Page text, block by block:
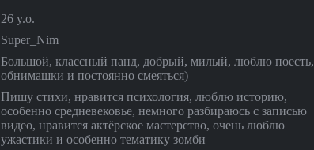
26 y.o.
Super_Nim
Большой, классный панд, добрый, милый, люблю поесть,
обнимашки и постоянно смеяться)
Пишу стихи, нравится психология, люблю историю,
особенно средневековье, немного разбираюсь с записью
видео, нравится актёрское мастерство, очень люблю
ужастики и особенно тематику зомби